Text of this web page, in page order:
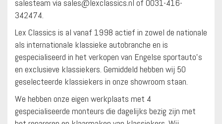
salesteam via sales@lexclassics.nl of 0031-416-
342474.
Lex Classics is al vanaf 1998 actief in zowel de nationale
als internationale klassieke autobranche en is
gespecialiseerd in het verkopen van Engelse sportauto’s
en exclusieve klassiekers. Gemiddeld hebben wij 50
geselecteerde klassiekers in onze showroom staan.
We hebben onze eigen werkplaats met 4
gespecialiseerde monteurs die dagelijks bezig zijn met